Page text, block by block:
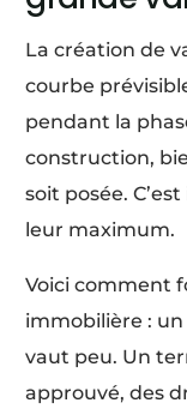
La création de
courbe
pendant la
construction,
soit posée.
leur maximum.
Voici comment
immobilière :
vaut peu. Un
approuvé, des